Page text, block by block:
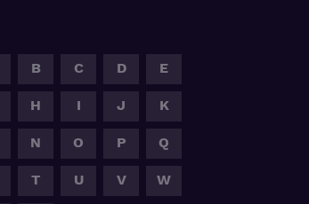
B C D E
H I J K
N O P Q
T U V W